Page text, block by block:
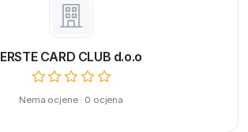
ERSTE CARD CLUB d.o.o
Nema ocjene · 0 ocjena